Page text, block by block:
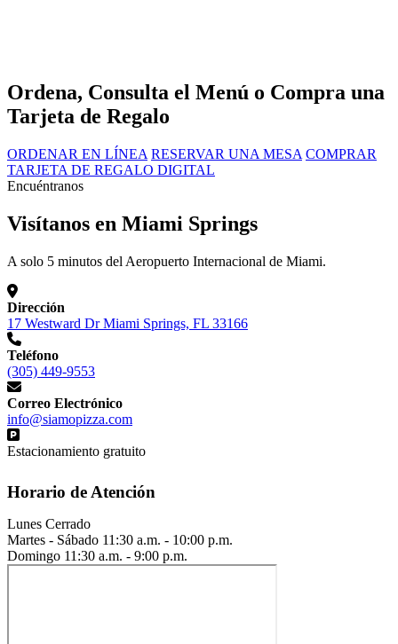
Ordena, Consulta el Menú o Compra una
Tarjeta de Regalo
ORDENAR EN LÍNEA RESERVAR UNA MESA COMPRAR
TARJETA DE REGALO DIGITAL
Encuéntranos
Visítanos en Miami Springs
A solo 5 minutos del Aeropuerto Internacional de Miami.
Dirección
17 Westward Dr Miami Springs, FL 33166
Teléfono
(305) 449-9553
Correo Electrónico
info@siamopizza.com
Estacionamiento gratuito
Horario de Atención
Lunes Cerrado
Martes - Sábado 11:30 a.m. - 10:00 p.m.
Domingo 11:30 a.m. - 9:00 p.m.